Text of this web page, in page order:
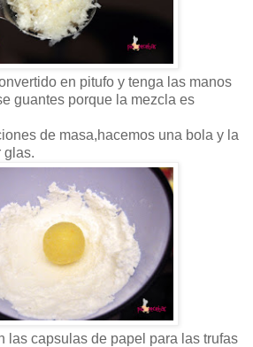
en pitufo y tenga las manos
guantes porque la mezcla es
de masa,hacemos una bola y la
glas.
las capsulas de papel para las trufas